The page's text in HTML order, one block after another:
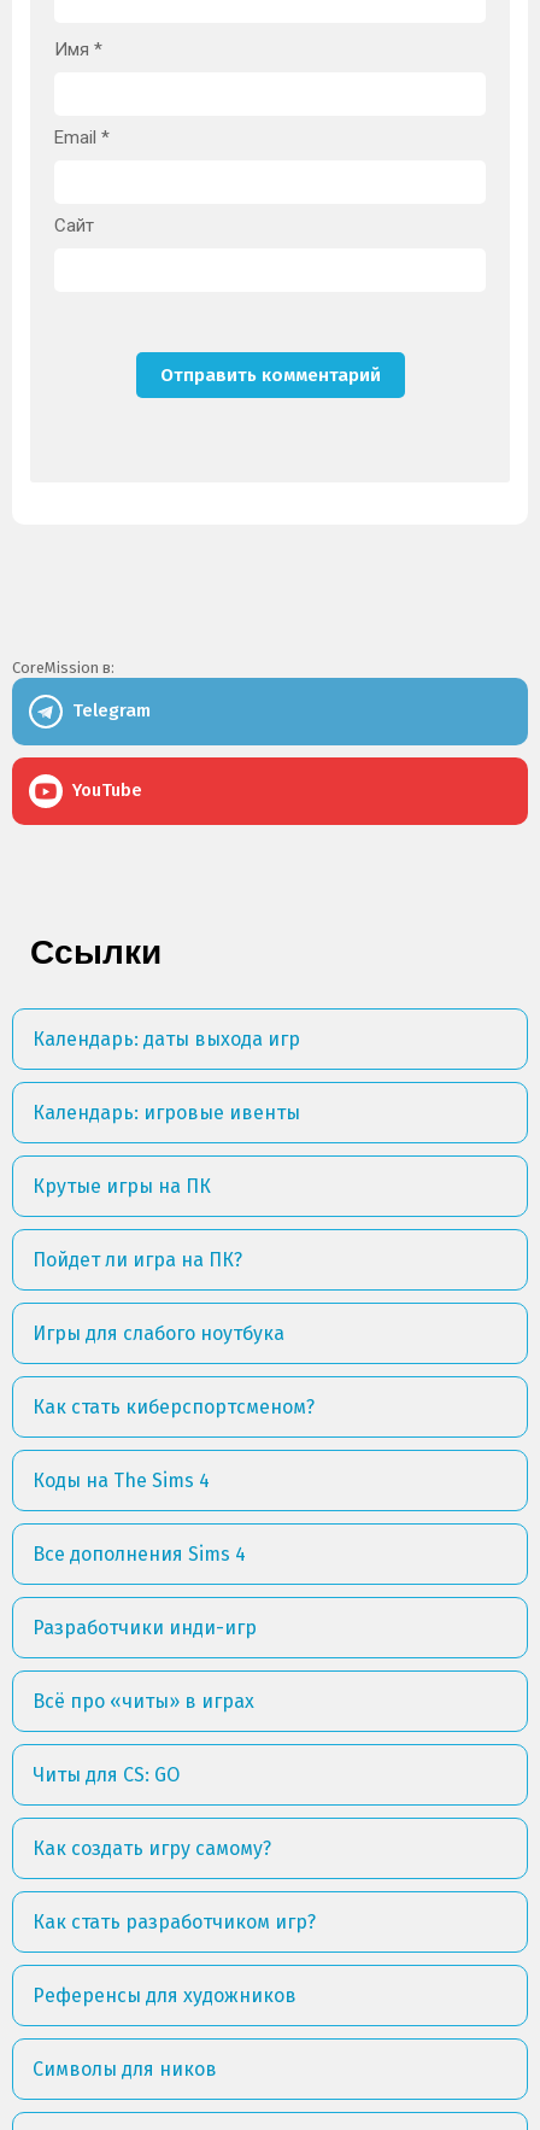
Имя *
Email *
Сайт
CoreMission в:
Telegram
YouTube
Ссылки
Календарь: даты выхода игр
Календарь: игровые ивенты
Крутые игры на ПК
Пойдет ли игра на ПК?
Игры для слабого ноутбука
Как стать киберспортсменом?
Коды на The Sims 4
Все дополнения Sims 4
Разработчики инди-игр
Всё про «читы» в играх
Читы для CS: GO
Как создать игру самому?
Как стать разработчиком игр?
Референсы для художников
Символы для ников